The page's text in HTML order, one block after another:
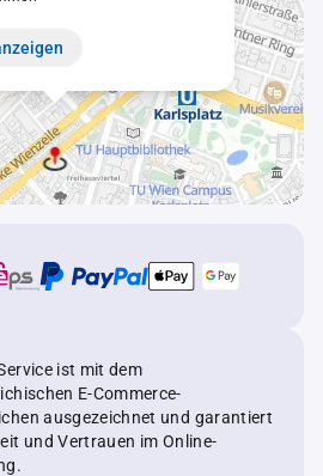
ist mit dem
E-Commerce-
ausgezeichnet und garantiert
und Vertrauen im Online-